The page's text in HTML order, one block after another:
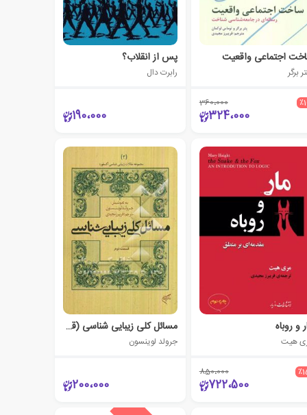
اجتماعی واقعیت
برگر
360،000
324،000
پس از انقلاب؟
رابرت دال
190،000
و روباه
هیت
850،000
722،500
مسائل کلی زیبایی شناسی (قسمت دوم)
جرولد لوینسون
200،000